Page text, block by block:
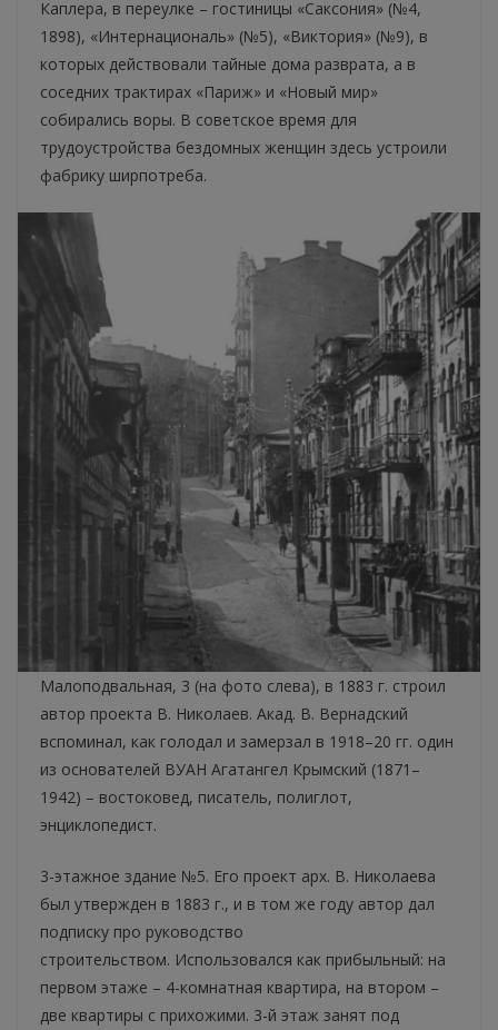
Каплера, в переулке – гостиницы «Саксония» (№4,
1898), «Интернациональ» (№5), «Виктория» (№9), в
которых действовали тайные дома разврата, а в
соседних трактирах «Париж» и «Новый мир»
собирались воры. В советское время для
трудоустройства бездомных женщин здесь устроили
фабрику ширпотреба.
Малоподвальная, 3 (на фото слева), в 1883 г. строил
автор проекта В. Николаев. Акад. В. Вернадский
вспоминал, как голодал и замерзал в 1918–20 гг. один
из основателей ВУАН Агатангел Крымский (1871–
1942) – востоковед, писатель, полиглот,
энциклопедист.
3-этажное здание №5. Его проект арх. В. Николаева
был утвержден в 1883 г., и в том же году автор дал
подписку про руководство
строительством. Использовался как прибыльный: на
первом этаже – 4-комнатная квартира, на втором –
две квартиры с прихожими. 3-й этаж занят под